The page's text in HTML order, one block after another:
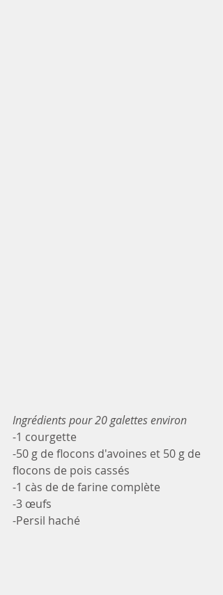
Ingrédients pour 20 galettes environ
-1 courgette
-50 g de flocons d'avoines et 50 g de
flocons de pois cassés
-1 càs de de farine complète
-3 œufs
-Persil haché